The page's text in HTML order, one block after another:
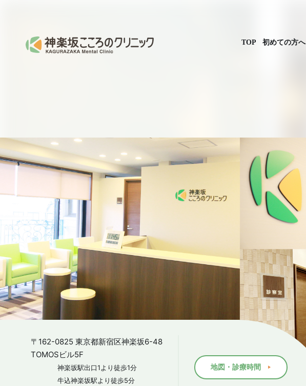
TOP 初めての方へ
〒162-0825 東京都新宿区神楽坂6-48
TOMOSビル5F
神楽坂駅出口1より徒歩1分
牛込神楽坂駅より徒歩5分
地図・診療時間